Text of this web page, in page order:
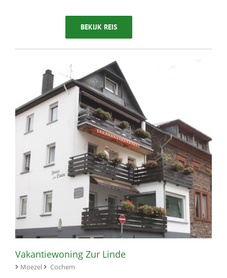
BEKIJK REIS
Vakantiewoning Zur Linde
Moezel Cochem